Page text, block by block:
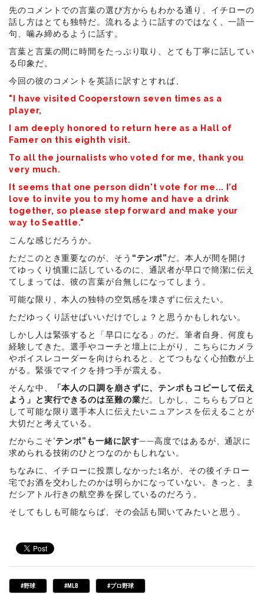
先のコメントでの言葉の選び方からもわかる通り、イチローの
話し方はとても独特だ。流れるように話すのではなく、一語一
句、噛み締めるように話す。
言葉と言葉の間に時間をたっぷり取り、とても丁寧に話してい
る印象だ。
今回の彼のコメントを英語に訳すとすれば、
"I have visited Cooperstown seven times as a
player,
I am deeply honored to return here as a Hall of
Famer on this eighth visit.
To all the journalists who voted for me, thank you
very much.
It seems that one person didn't vote for me... I’d
love to invite you to my home and have a drink
together, so please step forward and make your
way to Seattle."
こんな感じだろうか。
ただこのとき重要なのが、そう “テンポ”だ。本人が間を開け
てゆっくり慎重に話しているのに、通訳者が早口で簡潔に伝え
てしまっては、彼の言葉が台無しになってしまう。
可能な限り、本人の独特の空気感を壊さずに伝えたい。
ただゆっくり話せばいいだけでしょ？と思うかもしれない。
しかし人は緊張すると「早口になる」のだ。筆者自身、何度も
経験してきた。選手やコーチと壇上に上がり、こちらにカメラ
やボイスレコーダーを向けられると、とてつもなく心拍数が上
がる。緊張でマイクを持つ手が震える。
そんな中、
「本人の口調を崩さずに、テンポもコピーして伝え
よう」と実行できるのは至難の業だ。しかし、こちらもプロと
して可能な限り選手本人に伝えたいニュアンスを伝えることが
大切だと考えている。
だからこそ“テンポ”も一緒に訳す——高度ではあるが、通訳に
求められる技術のひとつなのかもしれない。
ちなみに、イチローに投票しなかった1名が、その後イチロー
宅でお酒を交わしたのかは明らかになっていない。きっと、ま
だシアトル行きの航空券を探しているのだろう。
そしてもしも可能ならば、その会話も聞いてみたいと思う。
#野球 #MLB #プロ野球